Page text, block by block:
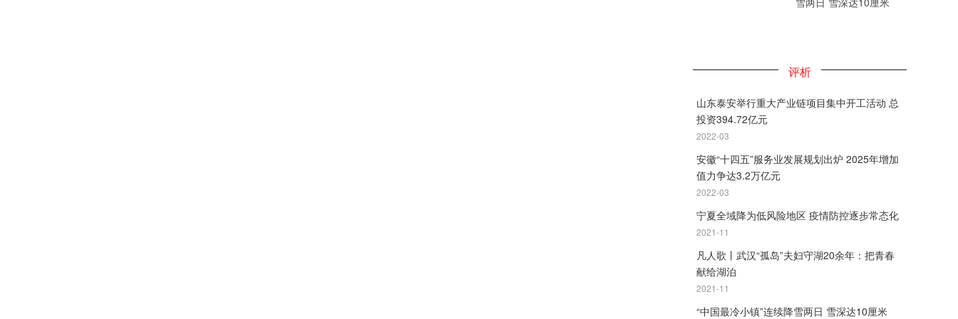
评析
山东泰安举行重大产业链项目集中开工活动 总
投资394.72亿元
2022-03
安徽“十四五”服务业发展规划出炉 2025年增加
值力争达3.2万亿元
2022-03
宁夏全域降为低风险地区 疫情防控逐步常态化
2021-11
凡人歌丨武汉“孤岛”夫妇守湖20余年：把青春
献给湖泊
2021-11
“中国最冷小镇”连续降雪两日 雪深达10厘米